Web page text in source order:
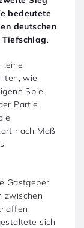
bedeutete
deutschen
.
wie
Spiel
Partie
nach Maß
Gastgeber
zwischen
sich